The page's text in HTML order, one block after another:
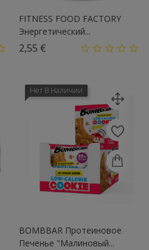
FITNESS FOOD FACTORY
Энергетический...
2,55 €
Нет В Наличии
BOMBBAR Протеиновое
Печенье "Малиновый...